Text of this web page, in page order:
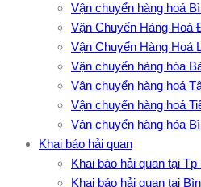
Vận chuyển hàng hoá
Vận Chuyển Hàng Hoá
Vận Chuyển Hàng Hoá
Vận chuyển hàng hóa
Vận chuyển hàng hoá
Vận chuyển hàng hoá
Vận chuyển hàng hóa
Khai báo hải quan
Khai báo hải quan tại
Khai báo hải quan tại